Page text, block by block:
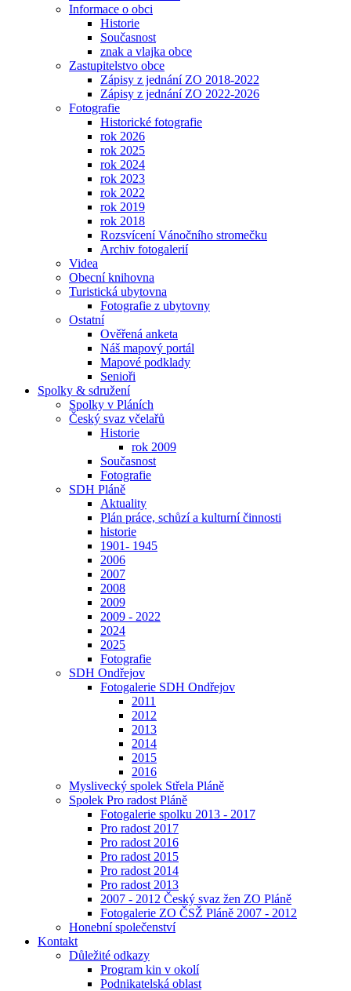
Informace o obci
Historie
Současnost
znak a vlajka obce
Zastupitelstvo obce
Zápisy z jednání ZO 2018-2022
Zápisy z jednání ZO 2022-2026
Fotografie
Historické fotografie
rok 2026
rok 2025
rok 2024
rok 2023
rok 2022
rok 2019
rok 2018
Rozsvícení Vánočního stromečku
Archiv fotogalerií
Videa
Obecní knihovna
Turistická ubytovna
Fotografie z ubytovny
Ostatní
Ověřená anketa
Náš mapový portál
Mapové podklady
Senioři
Spolky & sdružení
Spolky v Pláních
Český svaz včelařů
Historie
rok 2009
Současnost
Fotografie
SDH Pláně
Aktuality
Plán práce, schůzí a kulturní činnosti
historie
1901- 1945
2006
2007
2008
2009
2009 - 2022
2024
2025
Fotografie
SDH Ondřejov
Fotogalerie SDH Ondřejov
2011
2012
2013
2014
2015
2016
Myslivecký spolek Střela Pláně
Spolek Pro radost Pláně
Fotogalerie spolku 2013 - 2017
Pro radost 2017
Pro radost 2016
Pro radost 2015
Pro radost 2014
Pro radost 2013
2007 - 2012 Český svaz žen ZO Pláně
Fotogalerie ZO ČSŽ Pláně 2007 - 2012
Honební společenství
Kontakt
Důležité odkazy
Program kin v okolí
Podnikatelská oblast